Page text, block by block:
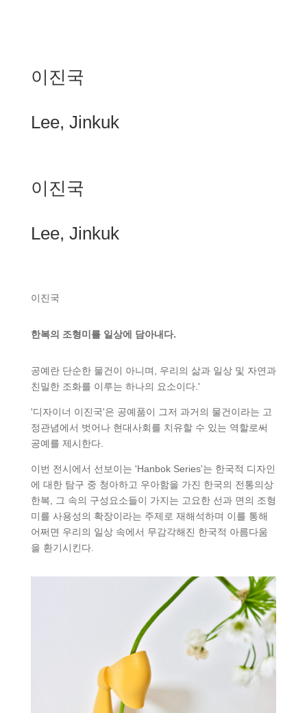
이진국
Lee, Jinkuk
이진국
Lee, Jinkuk
이진국
한복의 조형미를 일상에 담아내다.
공예란 단순한 물건이 아니며, 우리의 삶과 일상 및 자연과
친밀한 조화를 이루는 하나의 요소이다.'
'디자이너 이진국'은 공예품이 그저 과거의 물건이라는 고
정관념에서 벗어나 현대사회를 치유할 수 있는 역할로써
공예를 제시한다.
이번 전시에서 선보이는 'Hanbok Series'는 한국적 디자인
에 대한 탐구 중 청아하고 우아함을 가진 한국의 전통의상
한복, 그 속의 구성요소들이 가지는 고요한 선과 면의 조형
미를 사용성의 확장이라는 주제로 재해석하며 이를 통해
어쩌면 우리의 일상 속에서 무감각해진 한국적 아름다움
을 환기시킨다.